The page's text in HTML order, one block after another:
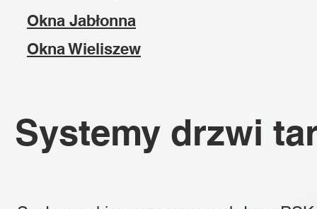
Okna Jabłonna
Okna Wieliszew
Systemy drzwi